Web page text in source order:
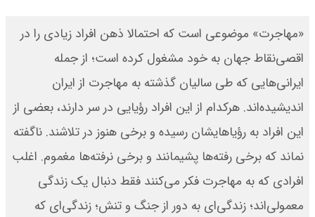
«مهاجرت‌»‌ ‌موضوعی است که احتمالا ذهن افراد زیادی را در
اقصی‌نقاط جهان به خود مشغول کرده است‌؛ از جمله
ایرانی‌هایی که‌ طی سالیان گذشته به مهاجرت از ایران
اندیشیده‌اند‌. هر‌کدام از این افراد رؤیایی در سر دارند، بعضی از
این افراد به رؤیا‌هایشان رسیده و برخی هنوز در تلاشند‌. ناگفته
نماند که برخی رفته‌ها‌ پشیمانند و برخی نرفته‌ها مغموم. اغلب
افرادی که به مهاجرت فکر می‌کنند فقط دنبال یک زندگی
معمولی‌اند؛ زندگی‌ای به دور از جنگ و تنش‌؛ زندگی‌ای که